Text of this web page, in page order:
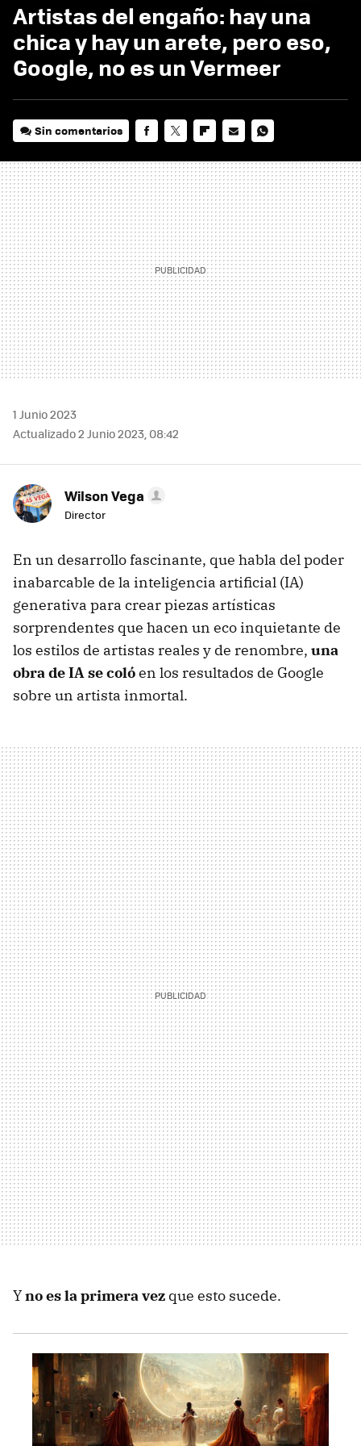
Artistas del engaño: hay una
chica y hay un arete, pero eso,
Google, no es un Vermeer
Sin comentarios
MAIL
1 Junio 2023
Actualizado 2 Junio 2023, 08:42
Wilson Vega
Director
En un desarrollo fascinante, que habla del poder
inabarcable de la inteligencia artificial (IA)
generativa para crear piezas artísticas
sorprendentes que hacen un eco inquietante de
los estilos de artistas reales y de renombre, una
obra de IA se colóen los resultados de Google
sobre un artista inmortal.
Yno es la primera vez que esto sucede.